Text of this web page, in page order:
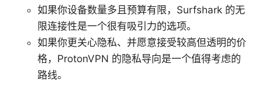
如果你设备数量多且预算有限，Surfshark 的无
限连接性是一个很有吸引力的选项。
如果你更关心隐私、并愿意接受较高但透明的价
格，ProtonVPN 的隐私导向是一个值得考虑的
路线。